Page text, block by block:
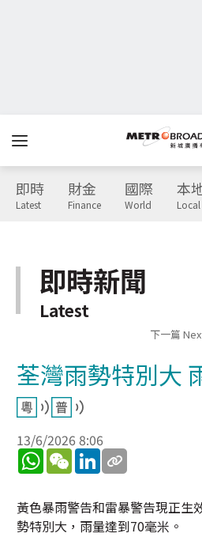
即時
Latest
財金
Finance
國際
World
本
Local
即時新聞
Latest
下一篇
荃灣雨勢特別大
13/6/2026 8:06
WhatsApp
WeChatLinkedIn
黃色暴雨警告和雷暴警告現正生
勢特別大，雨量達到70毫米。